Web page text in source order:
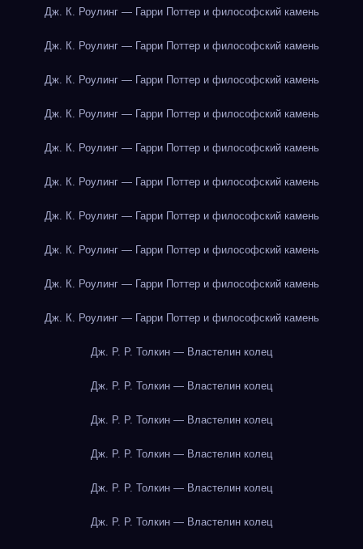
Дж. К. Роулинг — Гарри Поттер и философский камень
Дж. К. Роулинг — Гарри Поттер и философский камень
Дж. К. Роулинг — Гарри Поттер и философский камень
Дж. К. Роулинг — Гарри Поттер и философский камень
Дж. К. Роулинг — Гарри Поттер и философский камень
Дж. К. Роулинг — Гарри Поттер и философский камень
Дж. К. Роулинг — Гарри Поттер и философский камень
Дж. К. Роулинг — Гарри Поттер и философский камень
Дж. К. Роулинг — Гарри Поттер и философский камень
Дж. К. Роулинг — Гарри Поттер и философский камень
Дж. Р. Р. Толкин — Властелин колец
Дж. Р. Р. Толкин — Властелин колец
Дж. Р. Р. Толкин — Властелин колец
Дж. Р. Р. Толкин — Властелин колец
Дж. Р. Р. Толкин — Властелин колец
Дж. Р. Р. Толкин — Властелин колец